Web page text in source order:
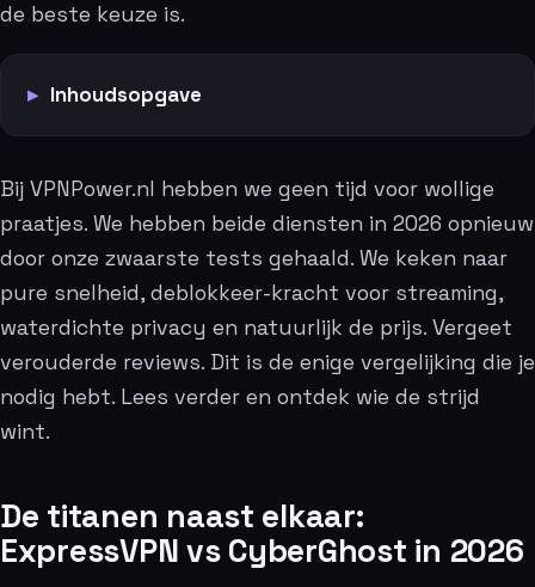
de beste keuze is.
Inhoudsopgave
Bij VPNPower.nl hebben we geen tijd voor wollige
praatjes. We hebben beide diensten in 2026 opnieuw
door onze zwaarste tests gehaald. We keken naar
pure snelheid, deblokkeer-kracht voor streaming,
waterdichte privacy en natuurlijk de prijs. Vergeet
verouderde reviews. Dit is de enige vergelijking die je
nodig hebt. Lees verder en ontdek wie de strijd
wint.
De titanen naast elkaar:
ExpressVPN vs CyberGhost in 2026